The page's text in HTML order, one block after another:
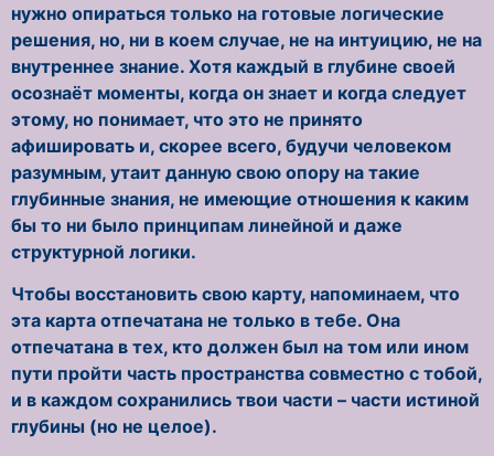
нужно опираться только на готовые логические
решения, но, ни в коем случае, не на интуицию, не на
внутреннее знание. Хотя каждый в глубине своей
осознаёт моменты, когда он знает и когда следует
этому, но понимает, что это не принято
афишировать и, скорее всего, будучи человеком
разумным, утаит данную свою опору на такие
глубинные знания, не имеющие отношения к каким
бы то ни было принципам линейной и даже
структурной логики.
Чтобы восстановить свою карту, напоминаем, что
эта карта отпечатана не только в тебе. Она
отпечатана в тех, кто должен был на том или ином
пути пройти часть пространства совместно с тобой,
и в каждом сохранились твои части – части истиной
глубины (но не целое).